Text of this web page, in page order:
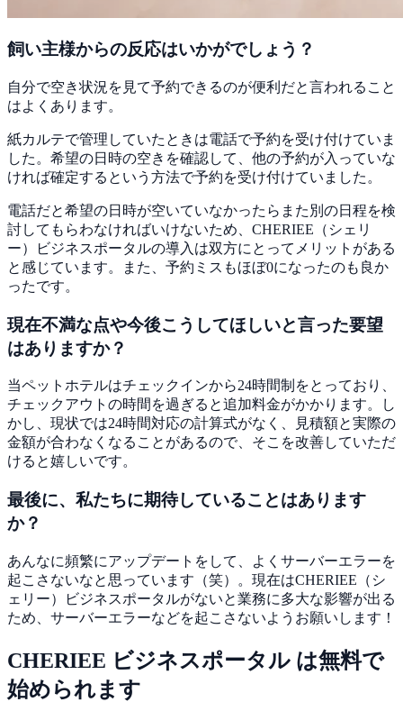
飼い主様からの反応はいかがでしょう？
自分で空き状況を見て予約できるのが便利だと言われること
はよくあります。
紙カルテで管理していたときは電話で予約を受け付けていま
した。希望の日時の空きを確認して、他の予約が入っていな
ければ確定するという方法で予約を受け付けていました。
電話だと希望の日時が空いていなかったらまた別の日程を検
討してもらわなければいけないため、 CHERIEE（シェリ
ー）ビジネスポータルの導入は双方にとってメリットがある
と感じています。また、 予約ミスもほぼ0になったのも良か
ったです。
現在不満な点や今後こうしてほしいと言った要望
はありますか？
当ペットホテルはチェックインから24時間制をとっており、
チェックアウトの時間を過ぎると追加料金がかかります。し
かし、現状では24時間対応の計算式がなく、見積額と実際の
金額が合わなくなることがあるので、そこを改善していただ
けると嬉しいです。
最後に、私たちに期待していることはあります
か？
あんなに頻繁にアップデートをして、よくサーバーエラーを
起こさないなと思っています（笑）
。現在はCHERIEE（シ
ェリー）ビジネスポータルがないと業務に多大な影響が出る
ため、サーバーエラーなどを起こさないようお願いします！
CHERIEE ビジネスポータル は無料で
始められます